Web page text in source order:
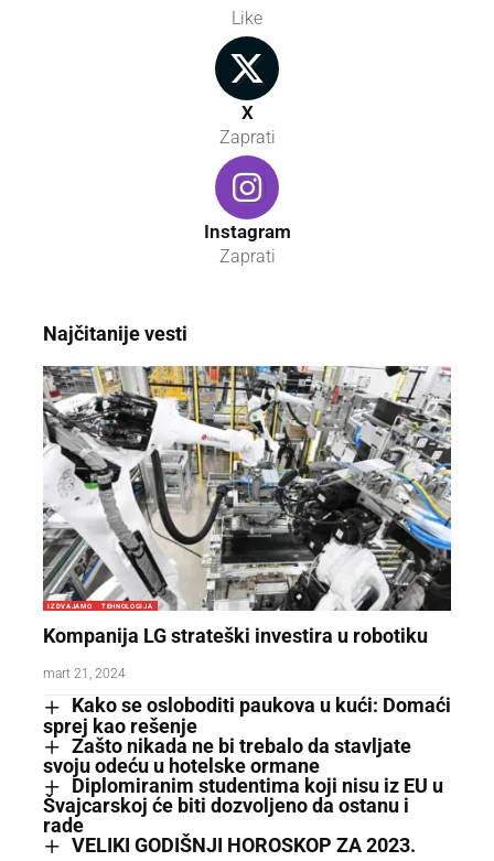
Like
X
Zaprati
Instagram
Zaprati
Najčitanije vesti
IZDVAJAMO TEHNOLOGIJA
Kompanija LG strateški investira u robotiku
mart 21, 2024
Kako se osloboditi paukova u kući: Domaći
sprej kao rešenje
Zašto nikada ne bi trebalo da stavljate
svoju odeću u hotelske ormane
Diplomiranim studentima koji nisu iz EU u
Švajcarskoj će biti dozvoljeno da ostanu i
rade
VELIKI GODIŠNJI HOROSKOP ZA 2023.